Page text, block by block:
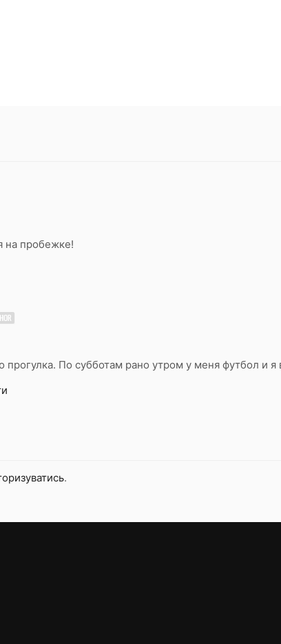
на пробежке!
прогулка. По субботам рано утром у меня футбол и
.